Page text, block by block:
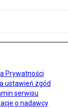
Prywatności
ustawień zgód
serwisu
o nadawcy